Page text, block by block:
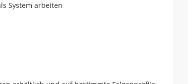
System arbeiten